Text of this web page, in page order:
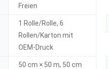
Freien
1 Rolle/Rolle, 6
Rollen/Karton mit
OEM-Druck
50 cm × 50 m, 50 cm